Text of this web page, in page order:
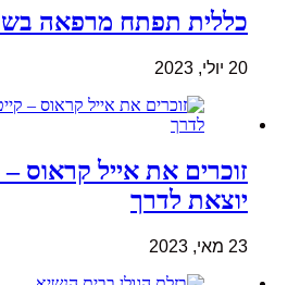
כללית תפתח מרפאה
20 יולי, 2023
זוכרים את אייל קראוס –
יוצאת לדרך
23 מאי, 2023